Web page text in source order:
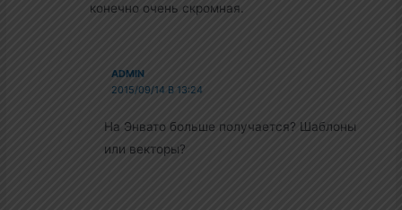
конечно очень скромная.
ADMIN
2015/09/14 В 13:24
На Энвато больше получается? Шаблоны
или векторы?